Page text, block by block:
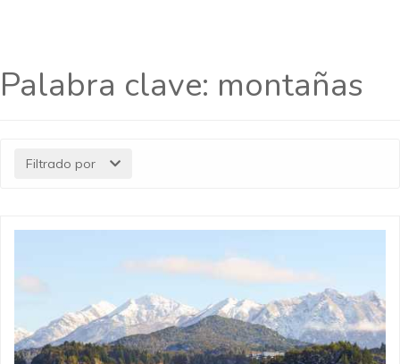
Palabra clave: montañas
Filtrado por